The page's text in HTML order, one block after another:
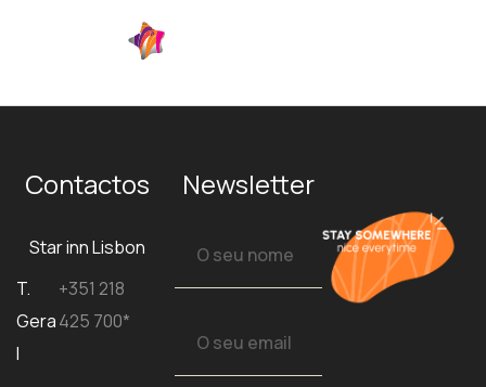
Contactos
Star inn Lisbon
T.
Gera
l
+351 218
425 700*
Newsletter